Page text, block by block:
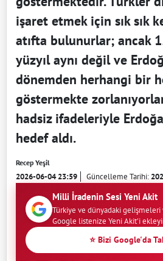
işaret etmek için sık sık
atıfta bulunurlar; ancak
yüzyıl aynı değil ve
dönemden herhangi bir
göstermekte
hadsiz ifadeleriyle
hedef aldı.
Recep Yeşil
2026-06-04 23:59 Güncelleme Tarihi:
Milli İradenin Sesi Yeni Akit
Türkiye ve dünyadaki gelişmeleri
Google listenize Yeni Akit'i
⭐ Bizi Google'da